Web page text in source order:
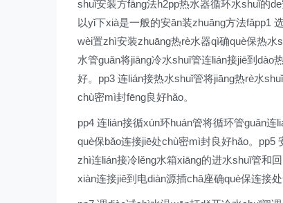
shuǐ安装方fāng法h2pp热水器循环水shuǐ的
以yǐ下xià是一般的安ān装zhuāng方法fǎpp1
wèi置zhì安装zhuāng热rè水器qì确què保热
水管guǎn将jiāng冷水shuǐ管连lián接jiē到dào
好。pp3 连lián接热水shuǐ管将jiāng热rè水
chù密mì封fēng良好hǎo。
pp4 连lián接循xún环huán管将循环管guǎn
què保bǎo连接jiē处chù密mì封良好hǎo。pp5
zhì连lián接冷lěng水箱xiāng的进水shuǐ管和
xiàn连接jiē到电diàn源插chā座确què保连接处